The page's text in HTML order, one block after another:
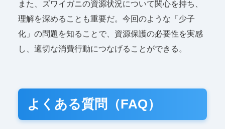
また、ズワイガニの資源状況について関心を持ち、
理解を深めることも重要だ。今回のような「少子
化」の問題を知ることで、資源保護の必要性を実感
し、適切な消費行動につなげることができる。
よくある質問（FAQ）